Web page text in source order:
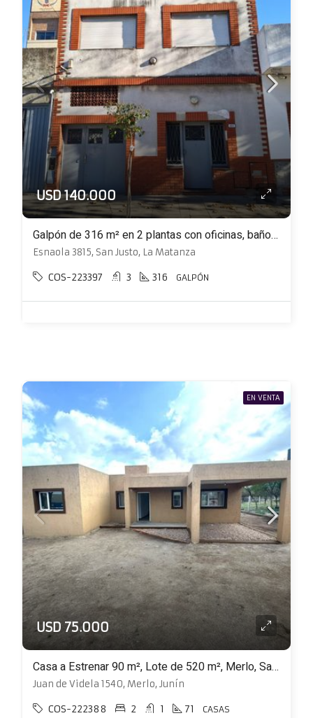
USD 140.000
Galpón de 316 m² en 2 plantas con oficinas, baño y vestuarios
Esnaola 3815, San Justo, La Matanza
COS-223397 3 316 GALPÓN
EN VENTA
USD 75.000
Casa a Estrenar 90 m², Lote de 520 m², Merlo, San Luis
Juan de Videla 1540, Merlo, Junín
COS-222388 2 1 71 CASAS